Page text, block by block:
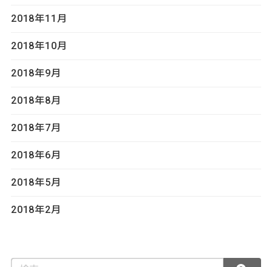
2018年11月
2018年10月
2018年9月
2018年8月
2018年7月
2018年6月
2018年5月
2018年2月